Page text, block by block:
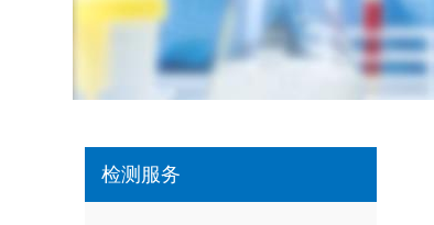
检测服务